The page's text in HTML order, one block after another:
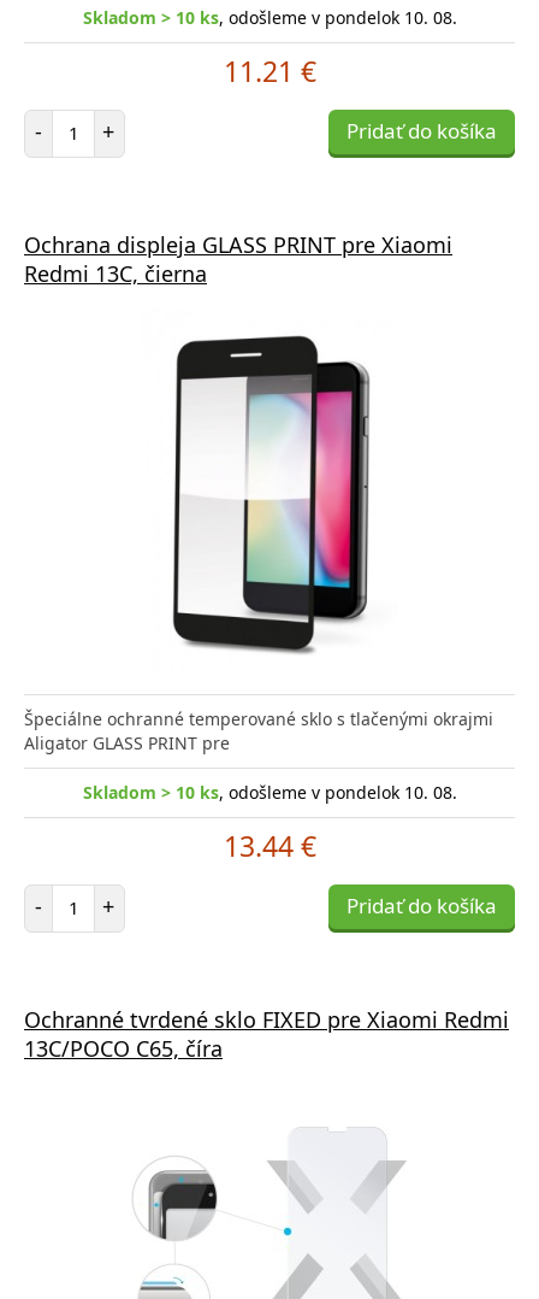
Skladom > 10 ks, odošleme v pondelok 10. 08.
11.21 €
- Počet položiek
+ Pridať do košíka
Ochrana displeja GLASS PRINT pre Xiaomi
Redmi 13C, čierna
Špeciálne ochranné temperované sklo s tlačenými okrajmi
Aligator GLASS PRINT pre
Skladom > 10 ks, odošleme v pondelok 10. 08.
13.44 €
- Počet položiek
+ Pridať do košíka
Ochranné tvrdené sklo FIXED pre Xiaomi Redmi
13C/POCO C65, číra